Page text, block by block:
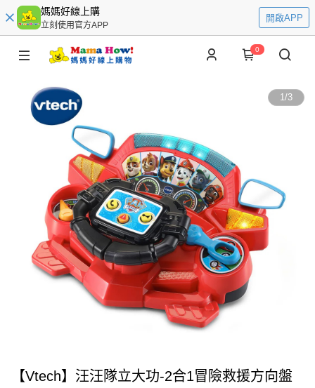
媽媽好線上購
立刻使用官方APP
開啟APP
0
1/3
【Vtech】汪汪隊立大功-2合1冒險救援方向盤